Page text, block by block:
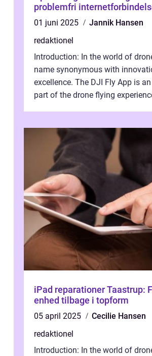
problemfri
01 juni 2025
Jannik Hansen
redaktionel
Introduction: In the world of
name synonymous with
excellence. The DJI Fly App is
part of the drone flying
iPad reparationer Taastrup:
enhed tilbage i topform
05 april 2025
Cecilie Hansen
redaktionel
Introduction: In the world of